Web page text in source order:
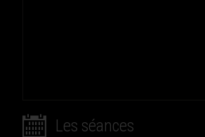
Les séances